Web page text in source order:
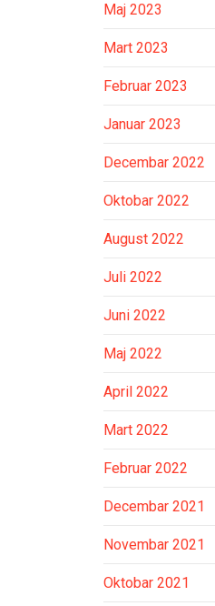
Maj 2023
Mart 2023
Februar 2023
Januar 2023
Decembar 2022
Oktobar 2022
August 2022
Juli 2022
Juni 2022
Maj 2022
April 2022
Mart 2022
Februar 2022
Decembar 2021
Novembar 2021
Oktobar 2021